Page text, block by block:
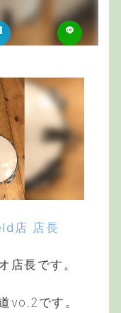
店 店長
店長です。
vo.2です。